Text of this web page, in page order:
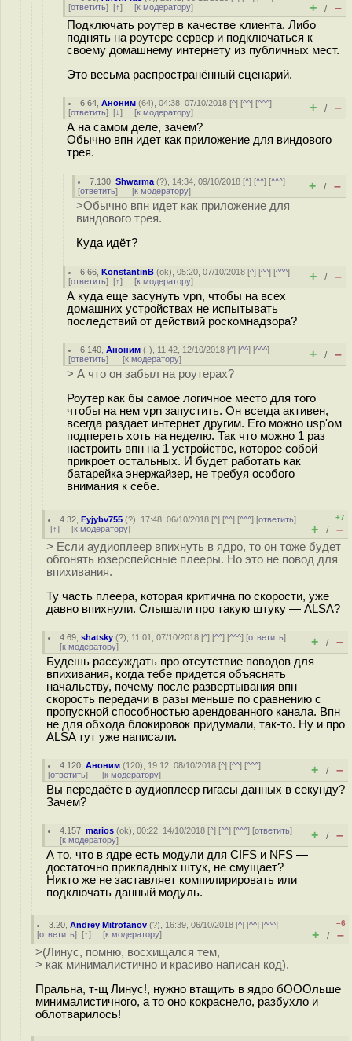
[ответить] [↑] [к модератору] + / –
Подключать роутер в качестве клиента. Либо
поднять на роутере сервер и подключаться к
своему домашнему интернету из публичных мест.
Это весьма распространённый сценарий.
6.64 ,Аноним (64), 04:38, 07/10/2018 [^] [^^] [^^^]
[ответить] [↓] [к модератору] + / –
А на самом деле, зачем?
Обычно впн идет как приложение для виндового
трея.
7.130 ,Shwarma (?), 14:34, 09/10/2018 [^] [^^] [^^^]
[ответить] [к модератору] + / –
>Обычно впн идет как приложение для
виндового трея.
Куда идёт?
6.66 ,KonstantinB (ok), 05:20, 07/10/2018 [^] [^^] [^^^]
[ответить] [↑] [к модератору] + / –
А куда еще засунуть vpn, чтобы на всех
домашних устройствах не испытывать
последствий от действий роскомнадзора?
6.140 ,Аноним (-), 11:42, 12/10/2018 [^] [^^] [^^^]
[ответить] [к модератору] + / –
> А что он забыл на роутерах?
Роутер как бы самое логичное место для того
чтобы на нем vpn запустить. Он всегда активен,
всегда раздает интернет другим. Его можно usp'ом
подпереть хоть на неделю. Так что можно 1 раз
настроить впн на 1 устройстве, которое собой
прикроет остальных. И будет работать как
батарейка энержайзер, не требуя особого
внимания к себе.
4.32 ,Fyjybv755 (?), 17:48, 06/10/2018 [^] [^^] [^^^] [ответить]
[↑] [к модератору]
+7
+ / –
> Если аудиоплеер впихнуть в ядро, то он тоже будет
обгонять юзерспейсные плееры. Но это не повод для
впихивания.
Ту часть плеера, которая критична по скорости, уже
давно впихнули. Слышали про такую штуку — ALSA?
4.69 ,shatsky (?), 11:01, 07/10/2018 [^] [^^] [^^^] [ответить]
[к модератору] + / –
Будешь рассуждать про отсутствие поводов для
впихивания, когда тебе придется объяснять
начальству, почему после развертывания впн
скорость передачи в разы меньше по сравнению с
пропускной способностью арендованного канала. Впн
не для обхода блокировок придумали, так-то. Ну и про
ALSA тут уже написали.
4.120 ,Аноним (120), 19:12, 08/10/2018 [^] [^^] [^^^]
[ответить] [к модератору] + / –
Вы передаёте в аудиоплеер гигасы данных в секунду?
Зачем?
4.157 ,marios (ok), 00:22, 14/10/2018 [^] [^^] [^^^] [ответить]
[к модератору] + / –
А то, что в ядре есть модули для CIFS и NFS —
достаточно прикладных штук, не смущает?
Никто же не заставляет компилирировать или
подключать данный модуль.
3.20 ,Andrey Mitrofanov (?), 16:39, 06/10/2018 [^] [^^] [^^^]
[ответить] [↑] [к модератору]
–6
+ / –
>(Линус, помню, восхищался тем,
> как минималистично и красиво написан код).
Пральна, т-щ Линус!, нужно втащить в ядро бОООльше
минималистичного, а то оно кокраснело, разбухло и
облотварилось!